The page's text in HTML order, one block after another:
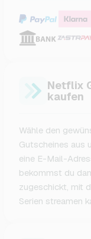
Netflix
kaufen
Wähle den
Gutscheines aus
eine E-Mail-
bekommst du
zugeschickt, mit
Serien streamen